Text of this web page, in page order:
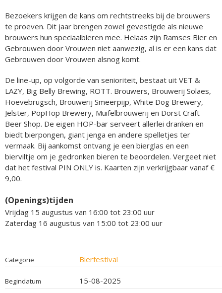
Bezoekers krijgen de kans om rechtstreeks bij de brouwers
te proeven. Dit jaar brengen zowel gevestigde als nieuwe
brouwers hun speciaalbieren mee. Helaas zijn Ramses Bier en
Gebrouwen door Vrouwen niet aanwezig, al is er een kans dat
Gebrouwen door Vrouwen alsnog komt.
De line-up, op volgorde van senioriteit, bestaat uit VET &
LAZY, Big Belly Brewing, ROTT. Brouwers, Brouwerij Solaes,
Hoevebrugsch, Brouwerij Smeerpijp, White Dog Brewery,
Jelster, PopHop Brewery, Muifelbrouwerij en Dorst Craft
Beer Shop. De eigen HOP-bar serveert allerlei dranken en
biedt bierpongen, giant jenga en andere spelletjes ter
vermaak. Bij aankomst ontvang je een bierglas en een
bierviltje om je gedronken bieren te beoordelen. Vergeet niet
dat het festival PIN ONLY is. Kaarten zijn verkrijgbaar vanaf €
9,00.
(Openings)tijden
Vrijdag 15 augustus van 16:00 tot 23:00 uur
Zaterdag 16 augustus van 15:00 tot 23:00 uur
Categorie Bierfestival
Begindatum 15-08-2025